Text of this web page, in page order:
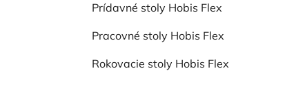
Prídavné stoly Hobis Flex
Pracovné stoly Hobis Flex
Rokovacie stoly Hobis Flex